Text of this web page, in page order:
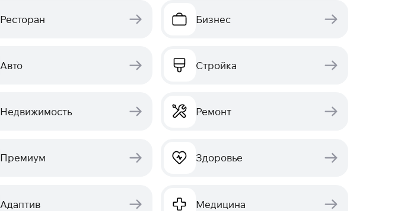
Ресторан Бизнес
Авто Стройка
Недвижимость Ремонт
Премиум Здоровье
Адаптив Медицина